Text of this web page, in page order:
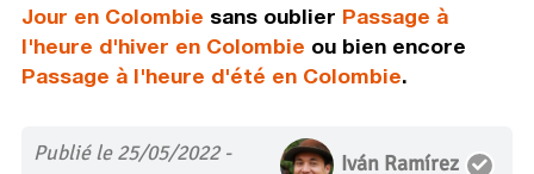
Jour en Colombie sans oublier Passage à
l'heure d'hiver en Colombie ou bien encore
Passage à l'heure d'été en Colombie.
Publié le 25/05/2022 -
Iván Ramírez